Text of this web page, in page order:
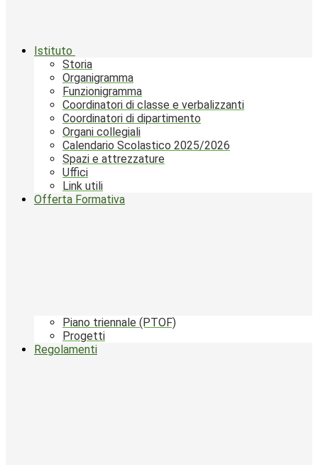
Istituto
Storia
Organigramma
Funzionigramma
Coordinatori di classe e verbalizzanti
Coordinatori di dipartimento
Organi collegiali
Calendario Scolastico 2025/2026
Spazi e attrezzature
Uffici
Link utili
Offerta Formativa
Piano triennale (PTOF)
Progetti
Regolamenti